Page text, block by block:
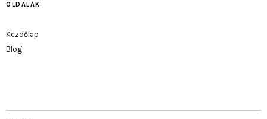
OLDALAK
Kezdőlap
Blog